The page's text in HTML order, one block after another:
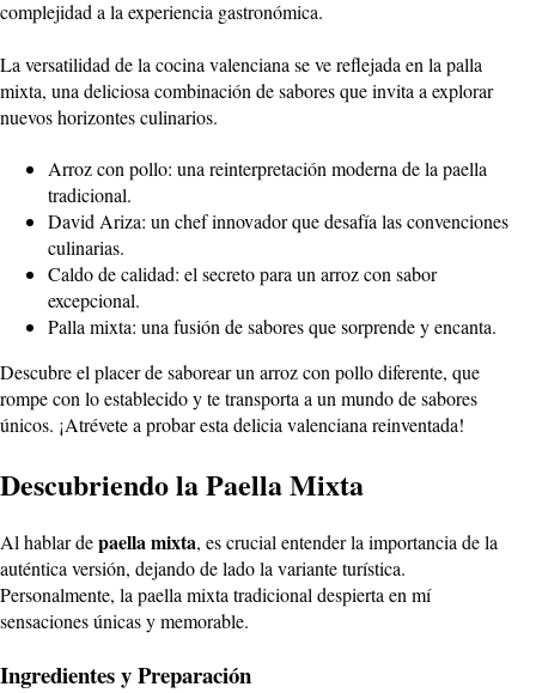
complejidad a la experiencia gastronómica.
La versatilidad de la cocina valenciana se ve reflejada en la palla
mixta, una deliciosa combinación de sabores que invita a explorar
nuevos horizontes culinarios.
Arroz con pollo: una reinterpretación moderna de la paella
tradicional.
David Ariza: un chef innovador que desafía las convenciones
culinarias.
Caldo de calidad: el secreto para un arroz con sabor
excepcional.
Palla mixta: una fusión de sabores que sorprende y encanta.
Descubre el placer de saborear un arroz con pollo diferente, que
rompe con lo establecido y te transporta a un mundo de sabores
únicos. ¡Atrévete a probar esta delicia valenciana reinventada!
Descubriendo la Paella Mixta
Al hablar depaella mixta, es crucial entender la importancia de la
auténtica versión, dejando de lado la variante turística.
Personalmente, la paella mixta tradicional despierta en mí
sensaciones únicas y memorable.
Ingredientes y Preparación